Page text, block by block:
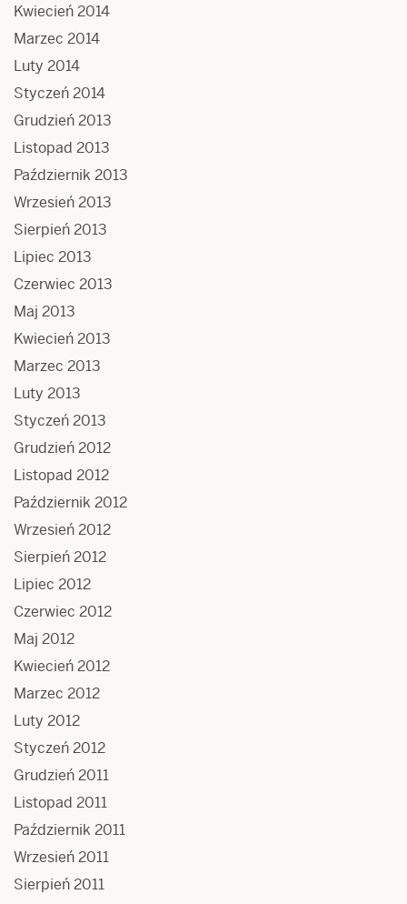
Kwiecień 2014
Marzec 2014
Luty 2014
Styczeń 2014
Grudzień 2013
Listopad 2013
Październik 2013
Wrzesień 2013
Sierpień 2013
Lipiec 2013
Czerwiec 2013
Maj 2013
Kwiecień 2013
Marzec 2013
Luty 2013
Styczeń 2013
Grudzień 2012
Listopad 2012
Październik 2012
Wrzesień 2012
Sierpień 2012
Lipiec 2012
Czerwiec 2012
Maj 2012
Kwiecień 2012
Marzec 2012
Luty 2012
Styczeń 2012
Grudzień 2011
Listopad 2011
Październik 2011
Wrzesień 2011
Sierpień 2011